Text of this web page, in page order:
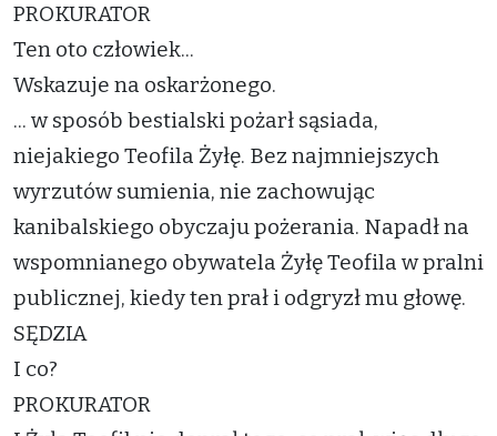
PROKURATOR
Ten oto człowiek...
Wskazuje na oskarżonego.
... w sposób bestialski pożarł sąsiada,
niejakiego Teofila Żyłę. Bez najmniejszych
wyrzutów sumienia, nie zachowując
kanibalskiego obyczaju pożerania. Napadł na
wspomnianego obywatela Żyłę Teofila w pralni
publicznej, kiedy ten prał i odgryzł mu głowę.
SĘDZIA
I co?
PROKURATOR